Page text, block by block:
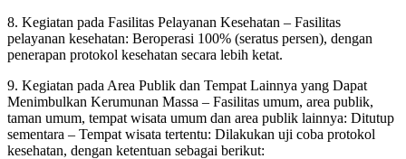
8. Kegiatan pada Fasilitas Pelayanan Kesehatan – Fasilitas
pelayanan kesehatan: Beroperasi 100% (seratus persen), dengan
penerapan protokol kesehatan secara lebih ketat.
9. Kegiatan pada Area Publik dan Tempat Lainnya yang Dapat
Menimbulkan Kerumunan Massa – Fasilitas umum, area publik,
taman umum, tempat wisata umum dan area publik lainnya: Ditutup
sementara – Tempat wisata tertentu: Dilakukan uji coba protokol
kesehatan, dengan ketentuan sebagai berikut: